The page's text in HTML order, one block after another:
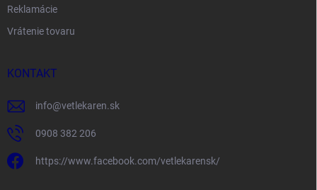
Reklamácie
Vrátenie tovaru
KONTAKT
info@vetlekaren.sk
0908 382 206
https://www.facebook.com/vetlekarensk/